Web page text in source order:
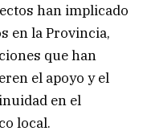
han implicado
en la Provincia,
que han
el apoyo y el
en el
local.